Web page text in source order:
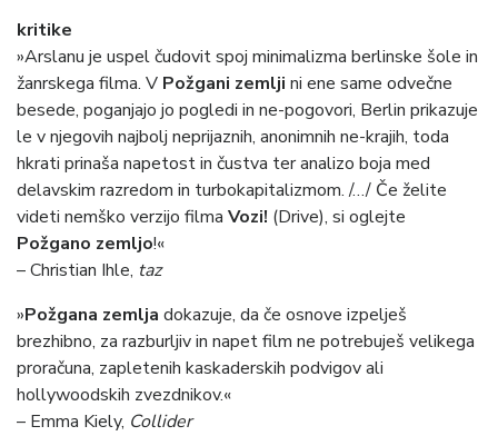
kritike
»Arslanu je uspel čudovit spoj minimalizma berlinske šole in
žanrskega filma. V Požgani zemlji ni ene same odvečne
besede, poganjajo jo pogledi in ne-pogovori, Berlin prikazuje
le v njegovih najbolj neprijaznih, anonimnih ne-krajih, toda
hkrati prinaša napetost in čustva ter analizo boja med
delavskim razredom in turbokapitalizmom. /…/ Če želite
videti nemško verzijo filma Vozi! (Drive), si oglejte
Požgano zemljo!«
– Christian Ihle, taz
»Požgana zemlja dokazuje, da če osnove izpelješ
brezhibno, za razburljiv in napet film ne potrebuješ velikega
proračuna, zapletenih kaskaderskih podvigov ali
hollywoodskih zvezdnikov.«
– Emma Kiely, Collider